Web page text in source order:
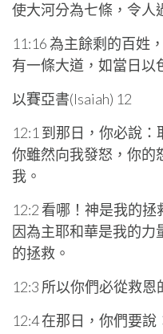
使大河分為七條，令人
11:16 為主餘剩的百姓
有一條大道，如當日以
以賽亞書(Isaiah) 12
12:1 到那日，你必說
你雖然向我發怒，你的
我。
12:2 看哪！神是我的
因為主耶和華是我的
的拯救。
12:3 所以你們必從救恩
12:4 在那日，你們要